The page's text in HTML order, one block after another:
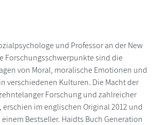
und Professor an der New
Forschungsschwerpunkte sind die
von Moral, moralische Emotionen und
verschiedenen Kulturen. Die Macht der
Forschung und zahlreicher
erschien im englischen Original 2012 und
einem Bestseller. Haidts Buch Generation